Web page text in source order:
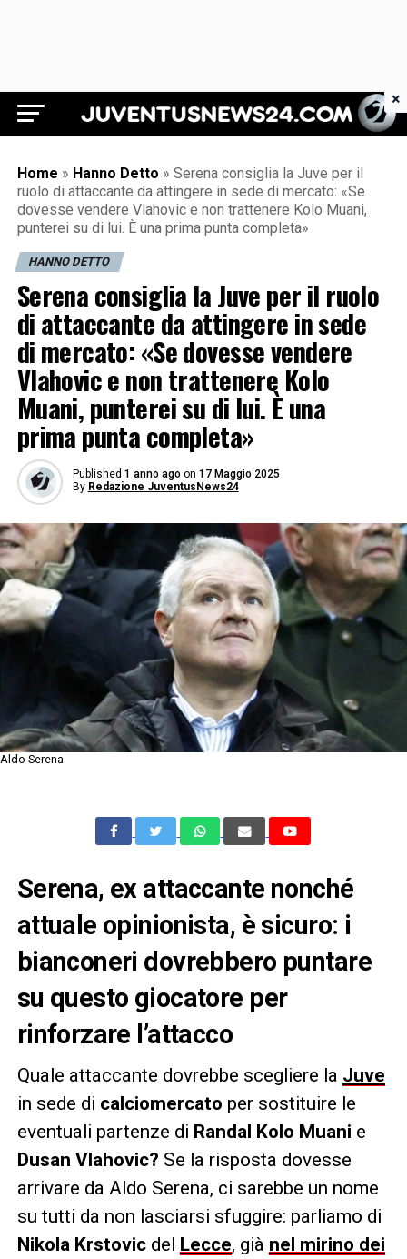
Juventus News 24
Home » Hanno Detto » Serena consiglia la Juve per il
ruolo di attaccante da attingere in sede di mercato: «Se
dovesse vendere Vlahovic e non trattenere Kolo Muani,
punterei su di lui. È una prima punta completa»
HANNO DETTO
Serena consiglia la Juve per il ruolo
di attaccante da attingere in sede
di mercato: «Se dovesse vendere
Vlahovic e non trattenere Kolo
Muani, punterei su di lui. È una
prima punta completa»
Published 1 anno ago on 17 Maggio 2025
By Redazione JuventusNews24
Aldo Serena
Serena, ex attaccante nonché
attuale opinionista, è sicuro: i
bianconeri dovrebbero puntare
su questo giocatore per
rinforzare l’attacco
Quale attaccante dovrebbe scegliere la Juve
in sede di calciomercato per sostituire le
eventuali partenze di Randal Kolo Muani e
Dusan Vlahovic? Se la risposta dovesse
arrivare da Aldo Serena, ci sarebbe un nome
su tutti da non lasciarsi sfuggire: parliamo di
Nikola Krstovicdel Lecce, già nel mirino dei
×